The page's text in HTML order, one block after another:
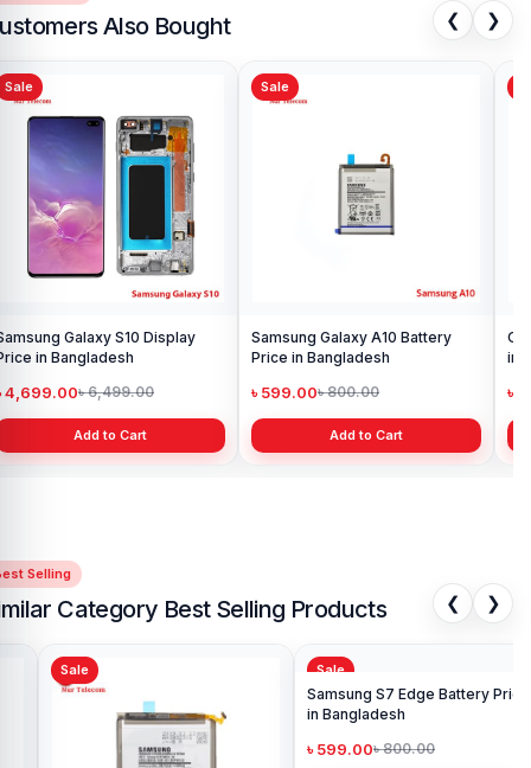
Also Bought ❮ ❯
Sale
Galaxy S10 Display
in Bangladesh
4,699.00৳ 6,499.00
Add to Cart
Sale
Samsung Galaxy A10 Battery
Price in Bangladesh
৳ 599.00৳ 800.00
Add to Cart
in
৳
Selling
Category Best Selling Products ❮ ❯